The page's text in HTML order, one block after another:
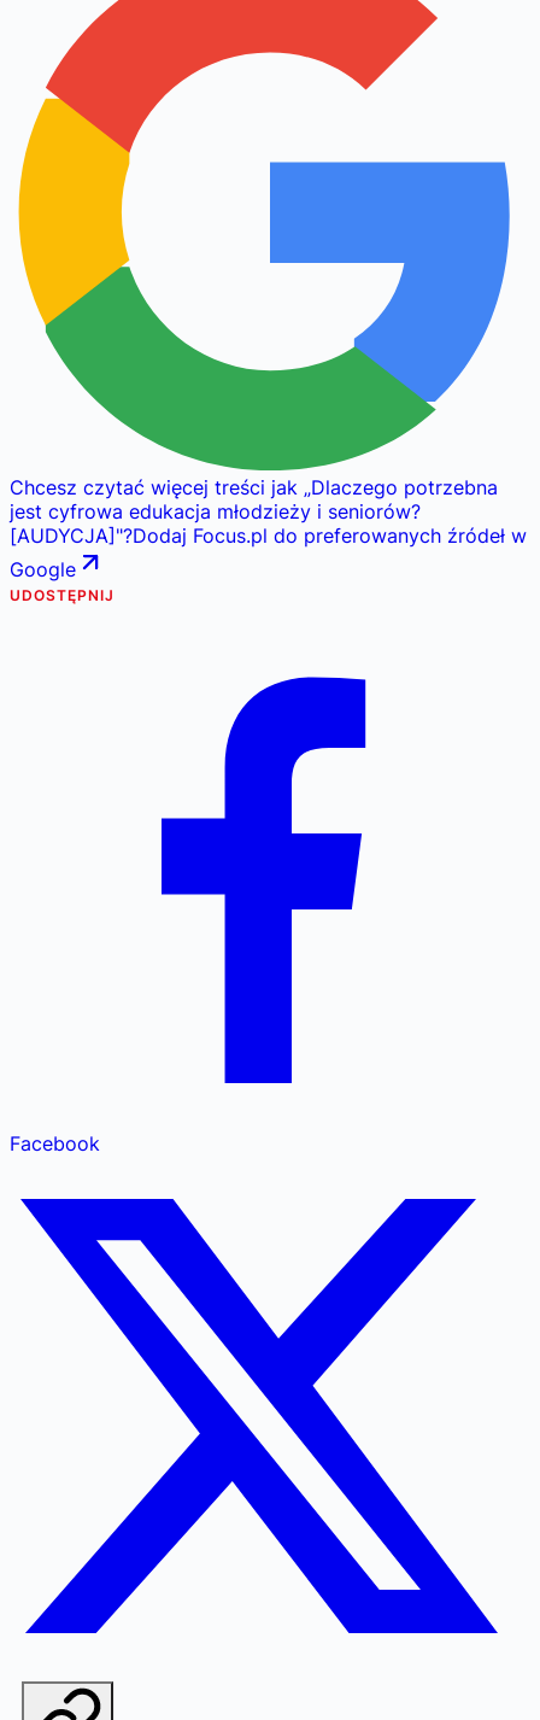
Chcesz czytać więcej treści jak „Dlaczego potrzebna
jest cyfrowa edukacja młodzieży i seniorów?
[AUDYCJA] "?Dodaj Focus.pl do preferowanych źródeł w
Google
UDOSTĘPNIJ
Facebook